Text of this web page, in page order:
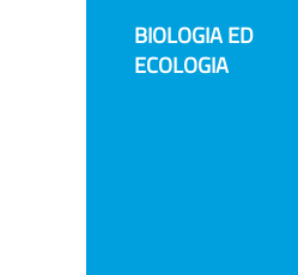
BIOLOGIA ED
ECOLOGIA